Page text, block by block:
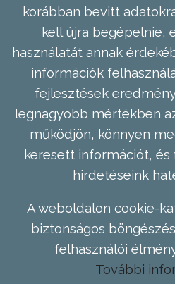
korábban bevitt
kell újra begépelnie,
használatát annak
információk
fejlesztések
legnagyobb mértékben
működjön, könnyen
keresett információt,
hirdetéseink
A weboldalon cookie-
biztonságos
felhasználói
További